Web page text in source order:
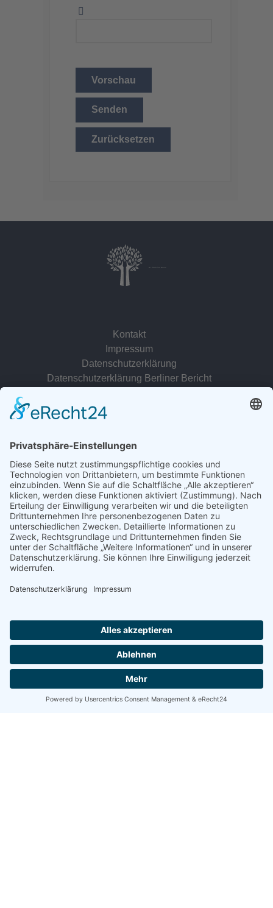
Vorschau
Senden
Zurücksetzen
Dr. Christina Baum
Kontakt
Impressum
Datenschutzerklärung
Datenschutzerklärung Berliner Bericht
© 2022 - 2026 Dr. Christina Baum. Alle Rechte vorbehalten.